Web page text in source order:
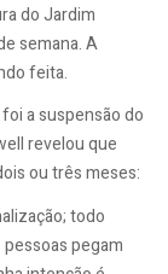
do Jardim
semana. A
feita.
a suspensão do
revelou que
ou três meses:
todo
pegam